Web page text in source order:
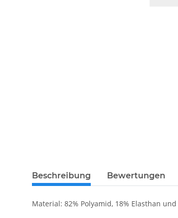
Beschreibung Bewertungen
Material: 82% Polyamid, 18% Elasthan